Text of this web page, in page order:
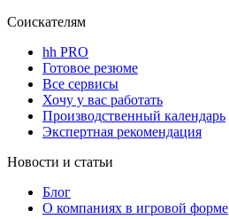
Соискателям
hh PRO
Готовое резюме
Все сервисы
Хочу у вас работать
Производственный календарь
Экспертная рекомендация
Новости и статьи
Блог
О компаниях в игровой форме